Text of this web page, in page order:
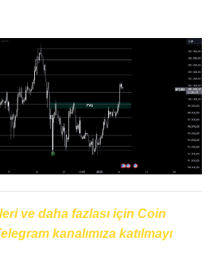
ve daha fazlası için Coin
kanalımıza katılmayı